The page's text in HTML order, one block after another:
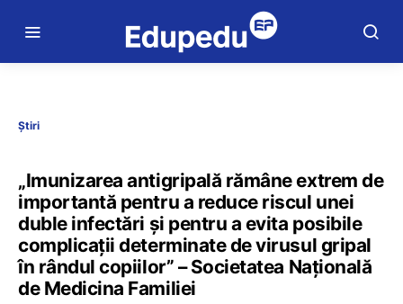
Știri
„Imunizarea antigripală rămâne extrem de
importantă pentru a reduce riscul unei
duble infectări și pentru a evita posibile
complicații determinate de virusul gripal
în rândul copiilor” – Societatea Națională
de Medicina Familiei